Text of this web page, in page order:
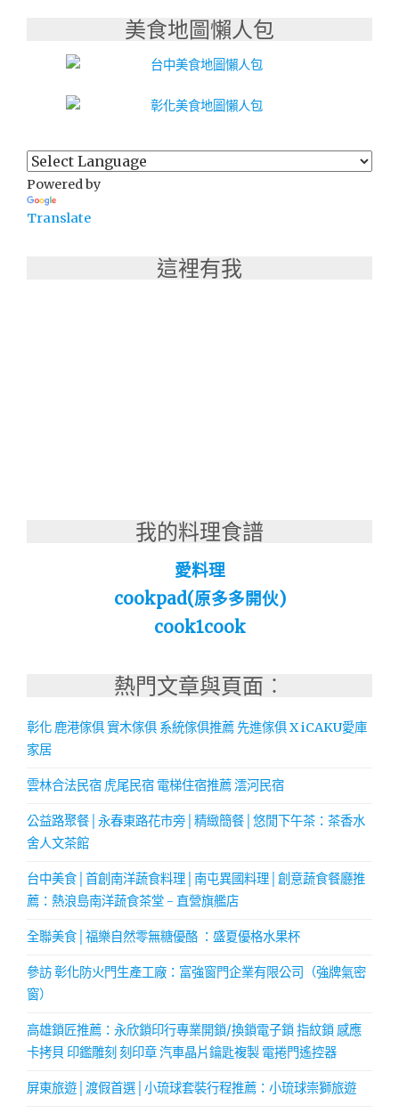
美食地圖懶人包
Powered by
Translate
這裡有我
我的料理食譜
愛料理
cookpad(原多多開伙)
cook1cook
熱門文章與頁面︰
彰化 鹿港傢俱 實木傢俱 系統傢俱推薦 先進傢俱 X iCAKU愛庫
家居
雲林合法民宿 虎尾民宿 電梯住宿推薦 澐河民宿
公益路聚餐│永春東路花市旁│精緻簡餐│悠閒下午茶：茶香水
舍人文茶館
台中美食│首創南洋蔬食料理│南屯異國料理│創意蔬食餐廳推
薦：熱浪島南洋蔬食茶堂 - 直營旗艦店
全聯美食│福樂自然零無糖優酪 ：盛夏優格水果杯
參訪 彰化防火門生產工廠：富強窗門企業有限公司（強牌氣密
窗）
高雄鎖匠推薦：永欣鎖印行專業開鎖/換鎖電子鎖 指紋鎖 感應
卡拷貝 印鑑雕刻 刻印章 汽車晶片鑰匙複製 電捲門遙控器
屏東旅遊│渡假首選│小琉球套裝行程推薦：小琉球崇獅旅遊